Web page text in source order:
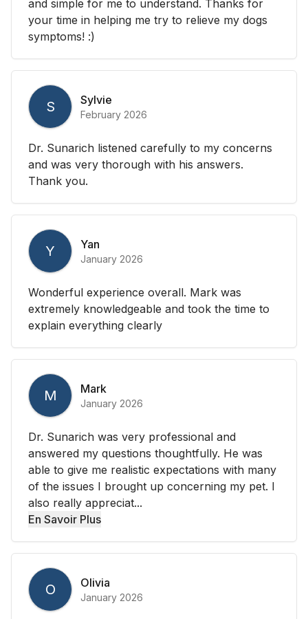
and simple for me to understand. Thanks for
your time in helping me try to relieve my dogs
symptoms! :)
S Sylvie
February 2026
Dr. Sunarich listened carefully to my concerns
and was very thorough with his answers.
Thank you.
Y Yan
January 2026
Wonderful experience overall. Mark was
extremely knowledgeable and took the time to
explain everything clearly
M Mark
January 2026
Dr. Sunarich was very professional and
answered my questions thoughtfully. He was
able to give me realistic expectations with many
of the issues I brought up concerning my pet. I
also really appreciat...
En Savoir Plus
O Olivia
January 2026